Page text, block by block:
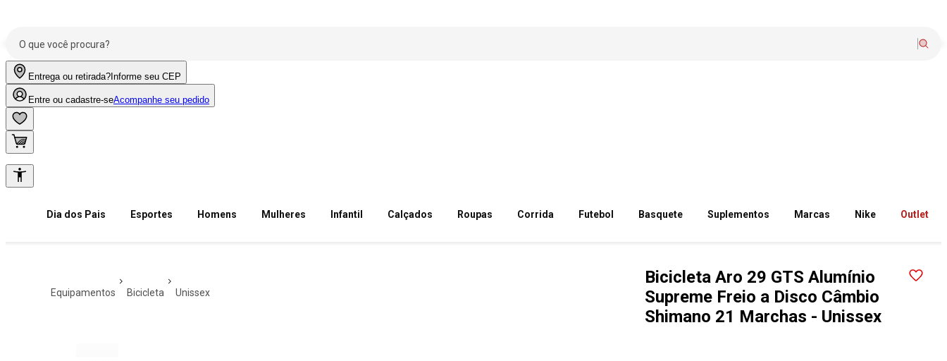
Entrega ou retirada? Informe seu CEP
Entre ou cadastre-seAcompanhe seu pedido
Dia dos Pais Esportes Homens Mulheres Infantil Calçados Roupas Corrida Futebol Basquete Suplementos Marcas Nike Outlet
equipamentos bicicleta unissex
Bicicleta Aro 29 GTS Alumínio
Supreme Freio a Disco Câmbio
Shimano 21 Marchas - Unissex